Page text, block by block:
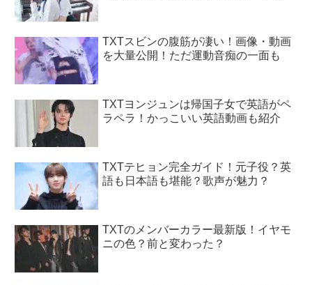
TXTスビンの腹筋が凄い！画像・動画
を大量公開！ただ運動音痴の一面も
TXTヨンジュンは帰国子女で英語がペ
ラペラ！かっこいい英語動画も紹介
TXTテヒョン完全ガイド！元子役？英
語も日本語も堪能？歌声が魅力？
TXTのメンバーカラー最新版！イヤモ
ニの色？前と変わった？